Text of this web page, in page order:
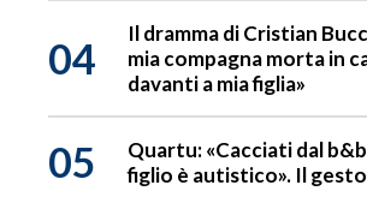
04
Il dramma di Cristian
mia compagna morta in
davanti a mia figlia»
05
Quartu: «Cacciati dal
figlio è autistico». Il